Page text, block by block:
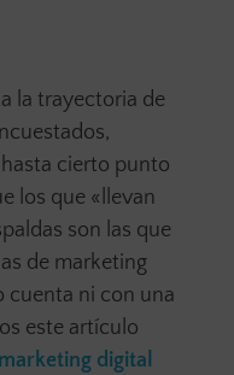
la trayectoria de
cierto punto
los que «llevan
son las que
de marketing
cuenta ni con una
este artículo
marketing digital